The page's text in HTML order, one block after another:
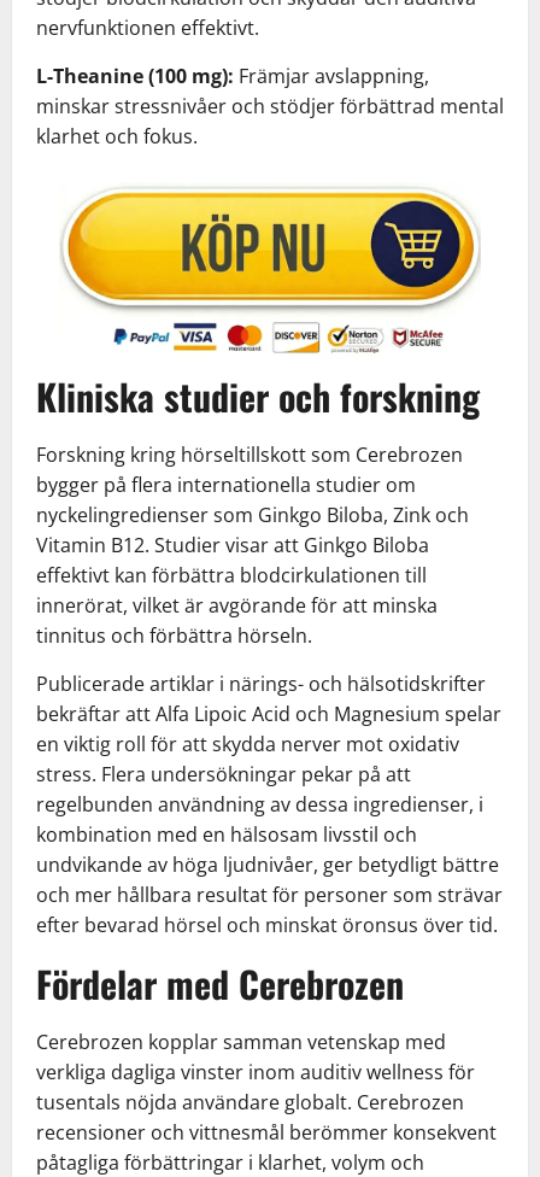
nervfunktionen effektivt.
L-Theanine (100 mg): Främjar avslappning,
minskar stressnivåer och stödjer förbättrad mental
klarhet och fokus.
Kliniska studier och forskning
Forskning kring hörseltillskott som Cerebrozen
bygger på flera internationella studier om
nyckelingredienser som Ginkgo Biloba, Zink och
Vitamin B12. Studier visar att Ginkgo Biloba
effektivt kan förbättra blodcirkulationen till
innerörat, vilket är avgörande för att minska
tinnitus och förbättra hörseln.
Publicerade artiklar i närings- och hälsotidskrifter
bekräftar att Alfa Lipoic Acid och Magnesium spelar
en viktig roll för att skydda nerver mot oxidativ
stress. Flera undersökningar pekar på att
regelbunden användning av dessa ingredienser, i
kombination med en hälsosam livsstil och
undvikande av höga ljudnivåer, ger betydligt bättre
och mer hållbara resultat för personer som strävar
efter bevarad hörsel och minskat öronsus över tid.
Fördelar med Cerebrozen
Cerebrozen kopplar samman vetenskap med
verkliga dagliga vinster inom auditiv wellness för
tusentals nöjda användare globalt. Cerebrozen
recensioner och vittnesmål berömmer konsekvent
påtagliga förbättringar i klarhet, volym och